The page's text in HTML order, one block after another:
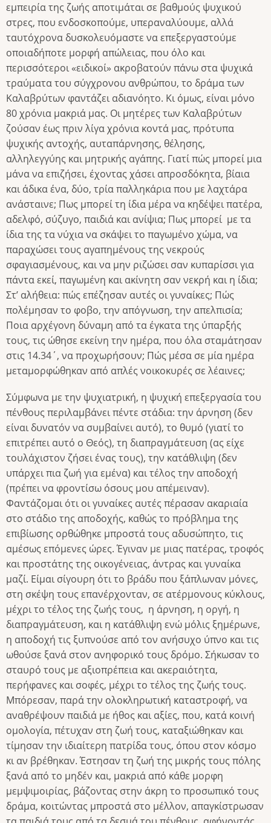
εμπειρία της ζωής αποτιμάται σε βαθμούς ψυχικού
στρες, που ενδοσκοπούμε, υπεραναλύουμε, αλλά
ταυτόχρονα δυσκολευόμαστε να επεξεργαστούμε
οποιαδήποτε μορφή απώλειας, που όλο και
περισσότεροι «ειδικοί» ακροβατούν πάνω στα ψυχικά
τραύματα του σύγχρονου ανθρώπου, το δράμα των
Καλαβρύτων φαντάζει αδιανόητο. Κι όμως, είναι μόνο
80 χρόνια μακριά μας. Οι μητέρες των Καλαβρύτων
ζούσαν έως πριν λίγα χρόνια κοντά μας, πρότυπα
ψυχικής αντοχής, αυταπάρνησης, θέλησης,
αλληλεγγύης και μητρικής αγάπης. Γιατί πώς μπορεί μια
μάνα να επιζήσει, έχοντας χάσει απροσδόκητα, βίαια
και άδικα ένα, δύο, τρία παλληκάρια που με λαχτάρα
ανάσταινε; Πως μπορεί τη ίδια μέρα να κηδέψει πατέρα,
αδελφό, σύζυγο, παιδιά και ανίψια; Πως μπορεί με τα
ίδια της τα νύχια να σκάψει το παγωμένο χώμα, να
παραχώσει τους αγαπημένους της νεκρούς
σφαγιασμένους, και να μην ριζώσει σαν κυπαρίσσι για
πάντα εκεί, παγωμένη και ακίνητη σαν νεκρή και η ίδια;
Στ’ αλήθεια: πώς επέζησαν αυτές οι γυναίκες; Πώς
πολέμησαν το φοβο, την απόγνωση, την απελπισία;
Ποια αρχέγονη δύναμη από τα έγκατα της ύπαρξής
τους, τις ώθησε εκείνη την ημέρα, που όλα σταμάτησαν
στις 14.34΄, να προχωρήσουν; Πώς μέσα σε μία ημέρα
μεταμορφώθηκαν από απλές νοικοκυρές σε λέαινες;
Σύμφωνα με την ψυχιατρική, η ψυχική επεξεργασία του
πένθους περιλαμβάνει πέντε στάδια: την άρνηση (δεν
είναι δυνατόν να συμβαίνει αυτό), το θυμό (γιατί το
επιτρέπει αυτό ο Θεός), τη διαπραγμάτευση (ας είχε
τουλάχιστον ζήσει ένας τους), την κατάθλιψη (δεν
υπάρχει πια ζωή για εμένα) και τέλος την αποδοχή
(πρέπει να φροντίσω όσους μου απέμειναν).
Φαντάζομαι ότι οι γυναίκες αυτές πέρασαν ακαριαία
στο στάδιο της αποδοχής, καθώς το πρόβλημα της
επιβίωσης ορθώθηκε μπροστά τους αδυσώπητο, τις
αμέσως επόμενες ώρες. Έγιναν με μιας πατέρας, τροφός
και προστάτης της οικογένειας, άντρας και γυναίκα
μαζί. Είμαι σίγουρη ότι το βράδυ που ξάπλωναν μόνες,
στη σκέψη τους επανέρχονταν, σε ατέρμονους κύκλους,
μέχρι το τέλος της ζωής τους, η άρνηση, η οργή, η
διαπραγμάτευση, και η κατάθλιψη ενώ μόλις ξημέρωνε,
η αποδοχή τις ξυπνούσε από τον ανήσυχο ύπνο και τις
ωθούσε ξανά στον ανηφορικό τους δρόμο. Σήκωσαν το
σταυρό τους με αξιοπρέπεια και ακεραιότητα,
περήφανες και σοφές, μέχρι το τέλος της ζωής τους.
Μπόρεσαν, παρά την ολοκληρωτική καταστροφή, να
αναθρέψουν παιδιά με ήθος και αξίες, που, κατά κοινή
ομολογία, πέτυχαν στη ζωή τους, καταξιώθηκαν και
τίμησαν την ιδιαίτερη πατρίδα τους, όπου στον κόσμο
κι αν βρέθηκαν. Έστησαν τη ζωή της μικρής τους πόλης
ξανά από το μηδέν και, μακριά από κάθε μορφη
μεμψιμοιρίας, βάζοντας στην άκρη το προσωπικό τους
δράμα, κοιτώντας μπροστά στο μέλλον, απαγκίστρωσαν